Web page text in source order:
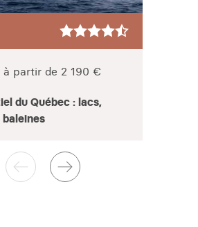
à partir de 2 190 €
du Québec : lacs,